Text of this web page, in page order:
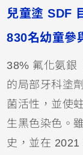
兒童塗 SDF
830名幼童參
38% 氟化氨銀
的局部牙科塗
菌活性，並使
生黑色染色。
史，並在